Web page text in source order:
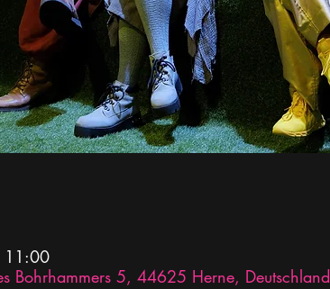
11:00
Bohrhammers 5, 44625 Herne, Deutschland